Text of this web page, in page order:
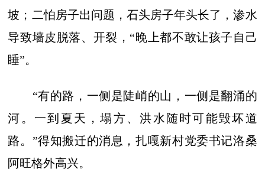
坡；二怕房子出问题，石头房子年头长了，渗水
导致墙皮脱落、开裂，“晚上都不敢让孩子自己
睡”。
“有的路，一侧是陡峭的山，一侧是翻涌的
河。一到夏天，塌方、洪水随时可能毁坏道
路。”得知搬迁的消息，扎嘎新村党委书记洛桑
阿旺格外高兴。